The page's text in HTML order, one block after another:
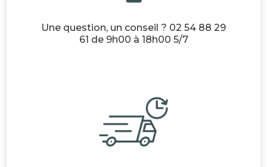
Une question, un conseil ? 02 54 88 29
61 de 9h00 à 18h00 5/7